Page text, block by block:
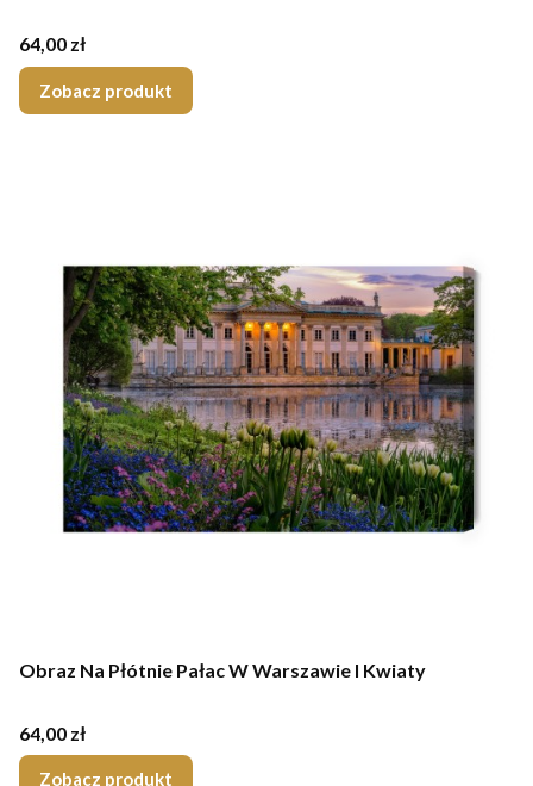
Cena
64,00 zł
Zobacz produkt
Obraz Na Płótnie Pałac W Warszawie I Kwiaty
Cena
64,00 zł
Zobacz produkt